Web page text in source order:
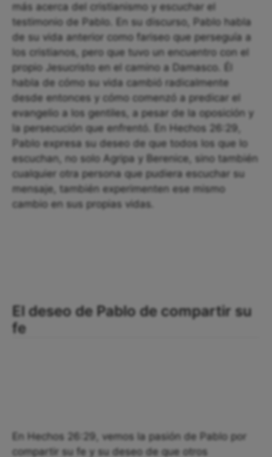
más acerca del cristianismo y escuchar el
testimonio de Pablo. En su discurso, Pablo habla
de su vida anterior como fariseo que perseguía a
los cristianos, pero que tuvo un encuentro con el
propio Jesucristo en el camino a Damasco. Él
habla de cómo su vida cambió radicalmente
desde entonces y cómo comenzó a predicar el
evangelio a los gentiles, a pesar de la oposición y
la persecución que enfrentó. En Hechos 26:29,
Pablo expresa su deseo de que todos los que lo
escuchan, no solo Agripa y Berenice, sino también
cualquier otra persona que pudiera escuchar su
mensaje, también experimenten ese mismo
cambio en sus propias vidas.
El deseo de Pablo de compartir su
fe
En Hechos 26:29, vemos la pasión de Pablo por
compartir su fe y su deseo de que otros